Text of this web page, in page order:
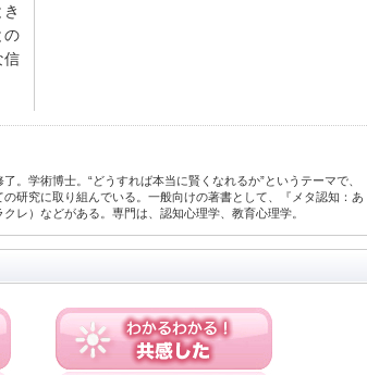
の
信
。学術博士。“どうすれば本当に賢くなれるか”というテーマで、
研究に取り組んでいる。一般向けの著書として、『メタ認知：あ
レ）などがある。専門は、認知心理学、教育心理学。